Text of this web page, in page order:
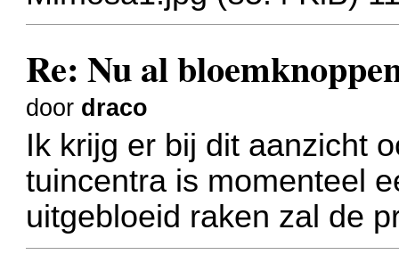
Re: Nu al
door draco
Ik krijg er bij dit aanzicht
tuincentra is momenteel
uitgebloeid raken zal de